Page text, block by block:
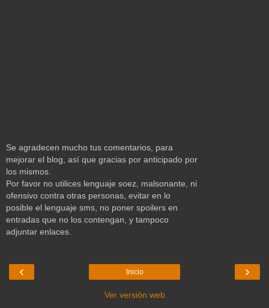
Se agradecen mucho tus comentarios, para
mejorar el blog, así que gracias por anticipado por
los mismos.
Por favor no utilices lenguaje soez, malsonante, ni
ofensivo contra otras personas, evitar en lo
posible el lenguaje sms, no poner spoilers en
entradas que no los contengan, y tampoco
adjuntar enlaces.
‹ ›
Inicio
Ver versión web